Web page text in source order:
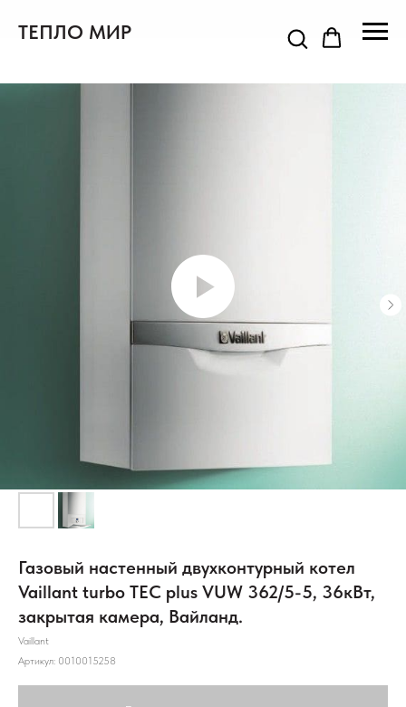
ТЕПЛО МИР
Газовый настенный двухконтурный котел
Vaillant turbo TEC plus VUW 362/5-5, 36кВт,
закрытая камера, Вайланд.
Vaillant
Артикул: 0010015258